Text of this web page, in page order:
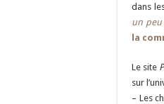
dans
un peu
la
Le site
sur
– Les